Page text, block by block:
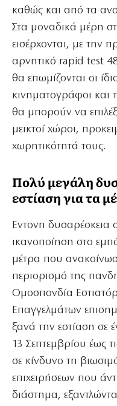
καθώς και από τα
Στα μοναδικά μέρη
εισέρχονται, με την
αρνητικό rapid test
θα επωμίζονται οι
κινηματογράφοι και
θα μπορούν να
μεικτοί χώροι,
χωρητικότητά τους.
Πολύ μεγάλη
εστίαση για τα
Εντονη δυσαρέσκεια
ικανοποίηση στο
μέτρα που
περιορισμό της
Ομοσπονδία
Επαγγελμάτων
ξανά την εστίαση σε
13 Σεπτεμβρίου έως
σε κίνδυνο τη
επιχειρήσεων που
διάστημα,